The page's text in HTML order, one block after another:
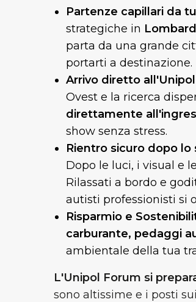
Partenze capillari da
strategiche in
parta da una grande
portarti a destinazione.
Arrivo diretto
Ovest e la ricerca
direttamente
show senza stress.
Rientro sicuro dopo lo
Dopo le luci, i visual e
Rilassati a bordo e
autisti professionisti si
Risparmio e
carburante, pedaggi
ambientale della tua
L'Unipol Forum si
sono altissime e i posti